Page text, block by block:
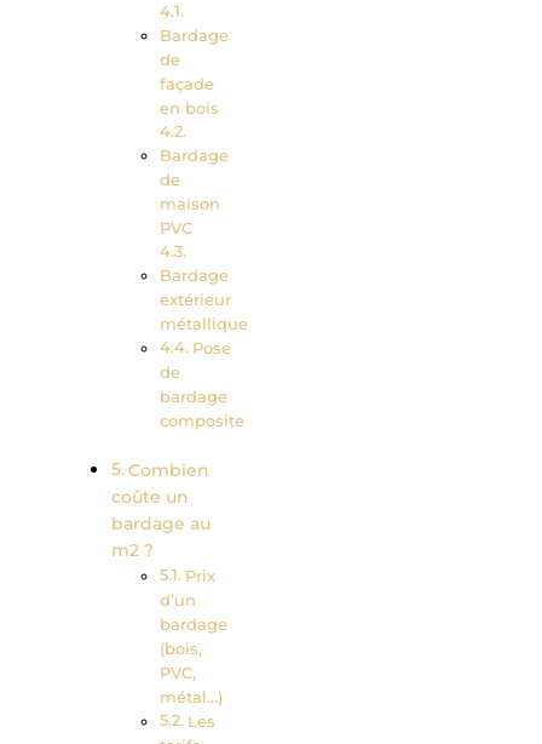
Bardage
de
façade
en bois
Bardage
de
maison
PVC
Bardage
extérieur
métallique
Pose
de
bardage
composite
Combien
coûte un
bardage au
m2 ?
Prix
d’un
bardage
(bois,
PVC,
métal…)
Les